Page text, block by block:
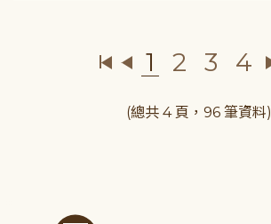
1 2 3 4
(總共 4 頁，96 筆資料)